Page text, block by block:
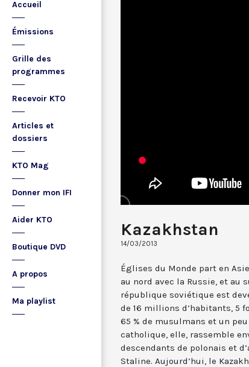
Accueil
Émissions
Grille des
programmes
Recevoir KTO
Articles et
dossiers
KTO Mag
Donner mon IFI
Aider KTO
Boutique DVD
A propos
Ma playlist
Kazakhstan
14/03/2013
Églises du Monde part en
au nord avec la Russie, et au
république soviétique est
de 16 millions d’habitants, 5
65 % de musulmans et un
catholique, elle, rassemble
descendants de polonais et
Staline. Aujourd’hui, le